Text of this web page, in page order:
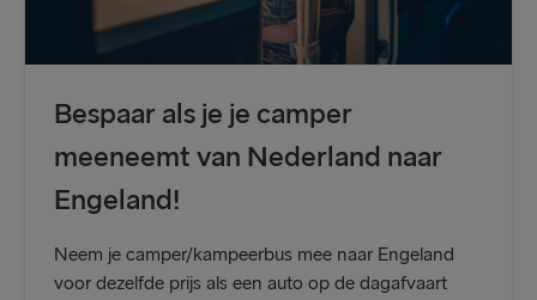
Bespaar als je je camper
meeneemt van Nederland naar
Engeland!
Neem je camper/kampeerbus mee naar Engeland
voor dezelfde prijs als een auto op de dagafvaart